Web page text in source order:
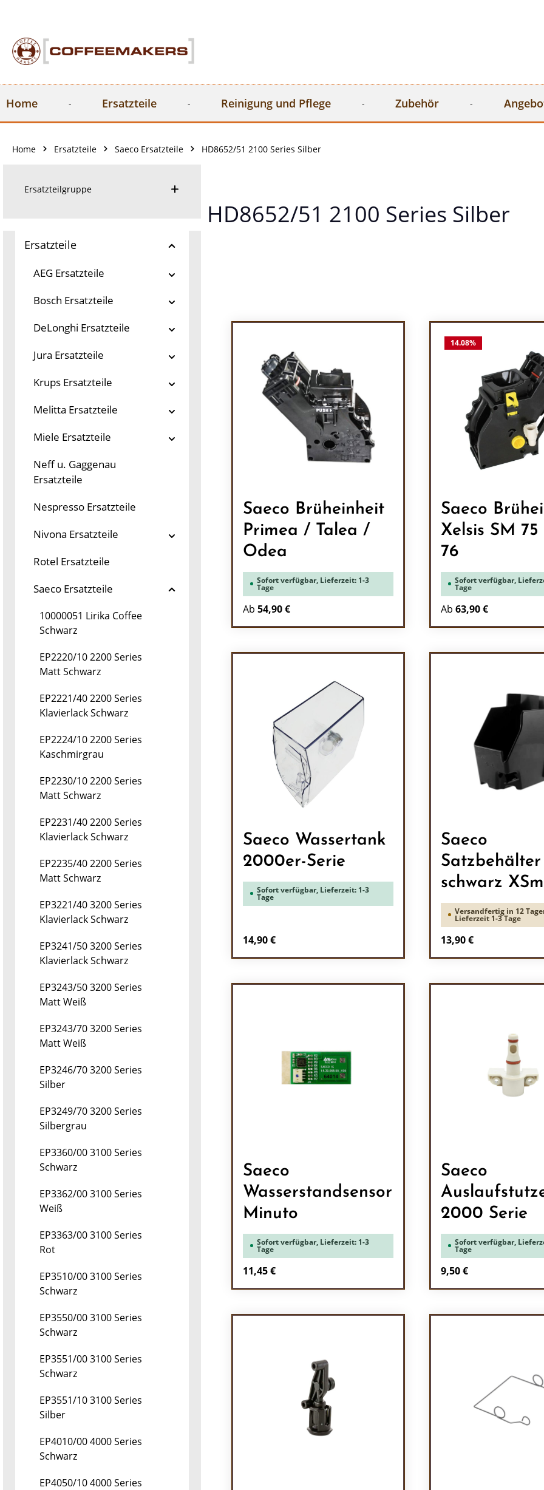
Home Ersatzteile Reinigung und Pflege Zubehör
Home Ersatzteile Saeco Ersatzteile HD8652/51 2100 Series Silber
Ersatzteilgruppe
Ersatzteile
AEG Ersatzteile
Bosch Ersatzteile
DeLonghi Ersatzteile
Jura Ersatzteile
Krups Ersatzteile
Melitta Ersatzteile
Miele Ersatzteile
Neff u. Gaggenau
Ersatzteile
Nespresso Ersatzteile
Nivona Ersatzteile
Rotel Ersatzteile
Saeco Ersatzteile
10000051 Lirika Coffee
Schwarz
EP2220/10 2200 Series
Matt Schwarz
EP2221/40 2200 Series
Klavierlack Schwarz
EP2224/10 2200 Series
Kaschmirgrau
EP2230/10 2200 Series
Matt Schwarz
EP2231/40 2200 Series
Klavierlack Schwarz
EP2235/40 2200 Series
Matt Schwarz
EP3221/40 3200 Series
Klavierlack Schwarz
EP3241/50 3200 Series
Klavierlack Schwarz
EP3243/50 3200 Series
Matt Weiß
EP3243/70 3200 Series
Matt Weiß
EP3246/70 3200 Series
Silber
EP3249/70 3200 Series
Silbergrau
EP3360/00 3100 Series
Schwarz
EP3362/00 3100 Series
Weiß
EP3363/00 3100 Series
Rot
EP3510/00 3100 Series
Schwarz
EP3550/00 3100 Series
Schwarz
EP3551/00 3100 Series
Schwarz
EP3551/10 3100 Series
Silber
EP4010/00 4000 Series
Schwarz
EP4050/10 4000 Series
HD8652/51 2100 Series Silber
Saeco Brüheinheit
Primea / Talea /
Odea
Sofort verfügbar, Lieferzeit: 1-3
Tage
Ab 54,90 €
14.08%
Saeco
Xelsis SM 75 / SM
76
Sofort verfügbar,
Tage
Ab 63,90 €
Saeco Wassertank
2000er-Serie
Sofort verfügbar, Lieferzeit: 1-3
Tage
Regulärer Preis:
14,90 €
Saeco
Satzbehälter
schwarz
Versandfertig in 12
Lieferzeit 1-3 Tage
Regulärer Preis:
13,90 €
Saeco
Wasserstandsensor
Minuto
Sofort verfügbar, Lieferzeit: 1-3
Tage
Regulärer Preis:
11,45 €
Saeco
2000 Serie
Sofort verfügbar,
Tage
Regulärer Preis:
9,50 €